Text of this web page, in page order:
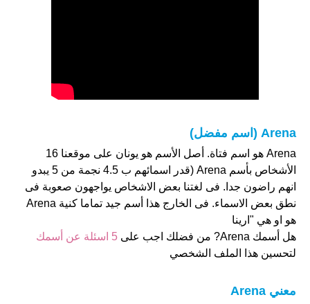
Arena (اسم مفضل)
Arena هو اسم فتاة. أصل الأسم هو يونان على موقعنا 16
الأشخاص بأسم Arena (قدر اسمائهم ب 4.5 نجمة من 5 يبدو
انهم راضون جدا. فى لغتنا بعض الاشخاص يواجهون صعوبة فى
نطق بعض الاسماء. فى الخارج هذا أسم جيد تماما كنية Arena
هو او هي "ارينا
هل أسمك Arena? من فضلك اجب على
5 اسئلة عن أسمك
لتحسين هذا الملف الشخصي
معني Arena